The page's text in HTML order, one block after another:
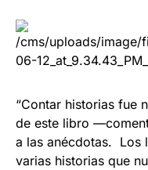
“Contar historias fue
de este libro
a las anécdotas. Los
varias historias que